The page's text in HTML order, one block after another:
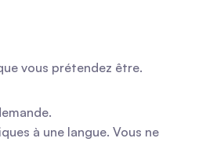
vous prétendez être.
à une langue. Vous ne